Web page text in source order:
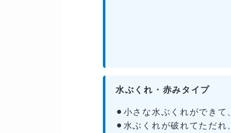
水ぶくれ・赤みタイプ
⚫︎小さな水ぶくれができ
⚫︎水ぶくれが破れてただれ